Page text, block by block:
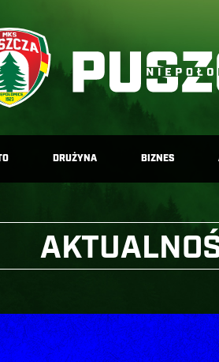
DRUŻYNA BIZNES